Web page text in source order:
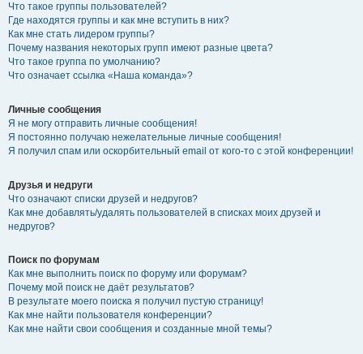
Что такое группы пользователей?
Где находятся группы и как мне вступить в них?
Как мне стать лидером группы?
Почему названия некоторых групп имеют разные цвета?
Что такое группа по умолчанию?
Что означает ссылка «Наша команда»?
Личные сообщения
Я не могу отправить личные сообщения!
Я постоянно получаю нежелательные личные сообщения!
Я получил спам или оскорбительный email от кого-то с этой конференции!
Друзья и недруги
Что означают списки друзей и недругов?
Как мне добавлять/удалять пользователей в списках моих друзей и
недругов?
Поиск по форумам
Как мне выполнить поиск по форуму или форумам?
Почему мой поиск не даёт результатов?
В результате моего поиска я получил пустую страницу!
Как мне найти пользователя конференции?
Как мне найти свои сообщения и созданные мной темы?